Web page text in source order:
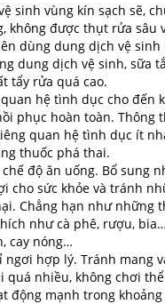
sinh vùng kín sạch sẽ,
không được thụt rửa sâu
dùng dung dịch vệ sinh
dung dịch vệ sinh, sữa
tẩy rửa quá cao.
hệ tình dục cho đến
phục hoàn toàn. Thông
quan hệ tình dục ít
thuốc phá thai.
độ ăn uống. Bổ sung
cho sức khỏe và tránh
Chẳng hạn như những
như cà phê, rượu,
cay nóng…
ngơi hợp lý. Tránh mang
quá nhiều, không chơi
động mạnh trong